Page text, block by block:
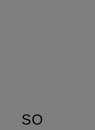
SO